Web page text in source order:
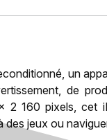
un
de
2 160 pixels, cet
des jeux ou